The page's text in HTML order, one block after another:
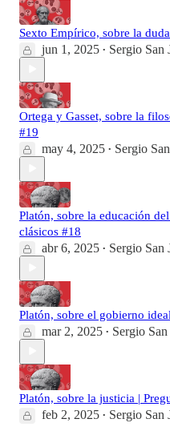
Sexto Empírico, sobre la
jun 1, 2025 • Sergio San
Ortega y Gasset, sobre la
#19
may 4, 2025 • Sergio
Platón, sobre la educación
clásicos #18
abr 6, 2025 • Sergio San
Platón, sobre el gobierno
mar 2, 2025 • Sergio San
Platón, sobre la justicia |
feb 2, 2025 • Sergio San